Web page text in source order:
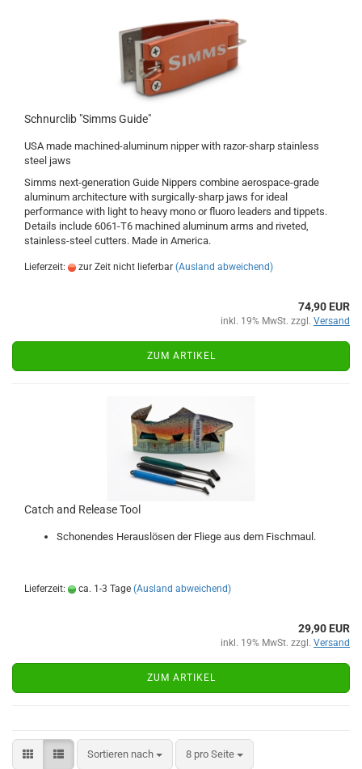
Schnurclib "Simms Guide"
USA made machined-aluminum nipper with razor-sharp stainless
steel jaws
Simms next-generation Guide Nippers combine aerospace-grade
aluminum architecture with surgically-sharp jaws for ideal
performance with light to heavy mono or fluoro leaders and tippets.
Details include 6061-T6 machined aluminum arms and riveted,
stainless-steel cutters. Made in America.
Lieferzeit: zur Zeit nicht lieferbar (Ausland abweichend)
74,90 EUR
inkl. 19% MwSt. zzgl. Versand
ZUM ARTIKEL
Catch and Release Tool
Schonendes Herauslösen der Fliege aus dem Fischmaul.
Lieferzeit: ca. 1-3 Tage (Ausland abweichend)
29,90 EUR
inkl. 19% MwSt. zzgl. Versand
ZUM ARTIKEL
Sortieren nach
Sortieren nach 8 pro Seite
pro Seite